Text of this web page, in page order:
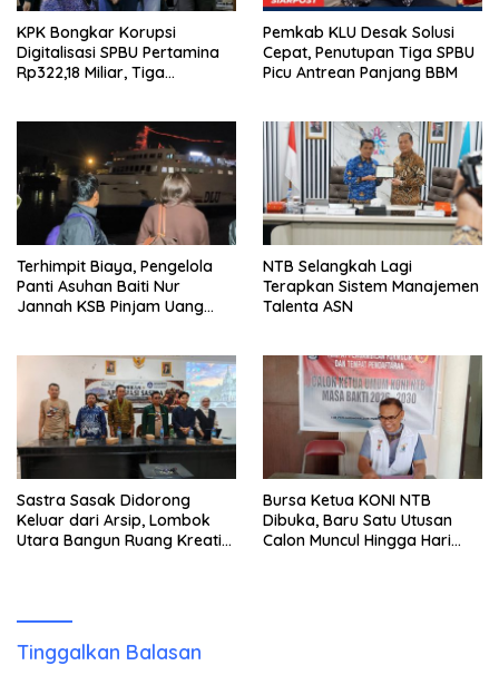
KPK Bongkar Korupsi
Digitalisasi SPBU Pertamina
Rp322,18 Miliar, Tiga
Pemkab KLU Desak Solusi
Cepat, Penutupan Tiga SPBU
Picu Antrean Panjang BBM
Terhimpit Biaya, Pengelola
Panti Asuhan Baiti Nur
Jannah KSB Pinjam Uang
Kunjung Tuntas
NTB Selangkah Lagi
Terapkan Sistem Manajemen
Talenta ASN
Sastra Sasak Didorong
Keluar dari Arsip, Lombok
Utara Bangun Ruang Kreatif
Bursa Ketua KONI NTB
Dibuka, Baru Satu Utusan
Calon Muncul Hingga Hari
Tinggalkan Balasan